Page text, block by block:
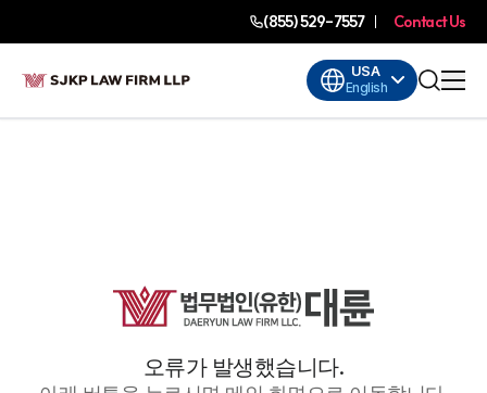
(855) 529-7557 Contact Us
USA
English
오류가 발생했습니다.